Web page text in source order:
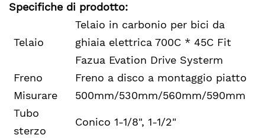
Specifiche di prodotto:
Telaio
Telaio in carbonio per bici da
ghiaia elettrica 700C * 45C Fit
Fazua Evation Drive Systerm
Freno
Freno a disco a montaggio piatto
Misurare
500mm/530mm/560mm/590mm
Tubo
sterzo
Conico 1-1/8", 1-1/2"